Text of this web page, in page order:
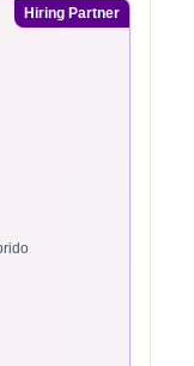
Hiring Partner